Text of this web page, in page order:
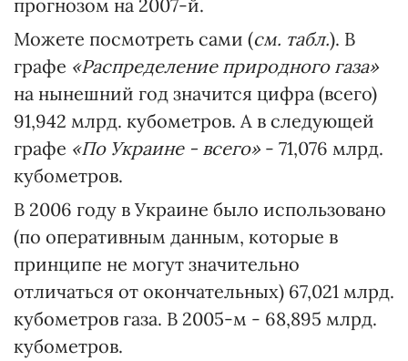
прогнозом на 2007-й.
Можете посмотреть сами (см. табл.). В
графе «Распределение природного газа»
на нынешний год значится цифра (всего)
91,942 млрд. кубометров. А в следующей
графе «По Украине - всего»- 71,076 млрд.
кубометров.
В 2006 году в Украине было использовано
(по оперативным данным, которые в
принципе не могут значительно
отличаться от окончательных) 67,021 млрд.
кубометров газа. В 2005-м - 68,895 млрд.
кубометров.